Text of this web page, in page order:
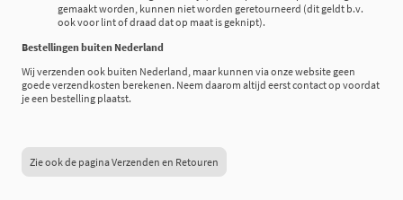
gemaakt worden, kunnen niet worden geretourneerd (dit geldt b.v.
ook voor lint of draad dat op maat is geknipt).
Bestellingen buiten Nederland
Wij verzenden ook buiten Nederland, maar kunnen via onze website geen
goede verzendkosten berekenen. Neem daarom altijd eerst contact op voordat
je een bestelling plaatst.
Zie ook de pagina Verzenden en Retouren